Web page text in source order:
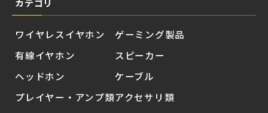
カテゴリ
ワイヤレスイヤホン
有線イヤホン
ヘッドホン
プレイヤー・アンプ類
ゲーミング製品
スピーカー
ケーブル
アクセサリ類